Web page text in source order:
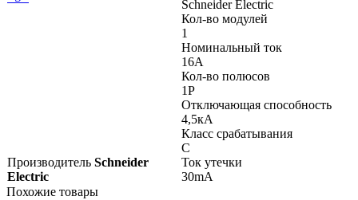
Schneider Electric
Кол-во модулей
1
Номинальный ток
16А
Кол-во полюсов
1P
Отключающая способность
4,5кА
Класс срабатывания
C
Ток утечки
30mA
Производитель Schneider
Electric
Похожие товары